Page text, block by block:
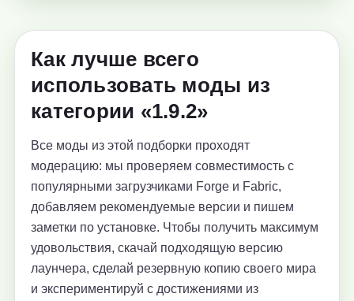
Как лучше всего
использовать моды из
категории «1.9.2»
Все моды из этой подборки проходят
модерацию: мы проверяем совместимость с
популярными загрузчиками Forge и Fabric,
добавляем рекомендуемые версии и пишем
заметки по установке. Чтобы получить максимум
удовольствия, скачай подходящую версию
лаунчера, сделай резервную копию своего мира
и экспериментируй с достижениями из